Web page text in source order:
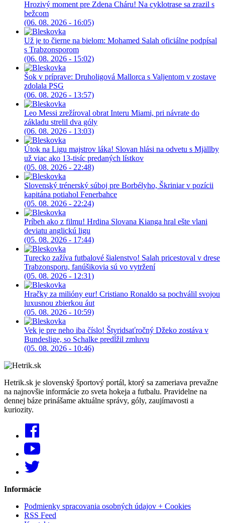
Hrozivý moment pre Zdena Cháru! Na cyklotrase sa zrazil s
bežcom
(06. 08. 2026 - 16:05)
Už je to čierne na bielom: Mohamed Salah oficiálne podpísal
s Trabzonsporom
(06. 08. 2026 - 15:02)
Šok v príprave: Druholigová Mallorca s Valjentom v zostave
zdolala PSG
(06. 08. 2026 - 13:57)
Leo Messi zrežíroval obrat Interu Miami, pri návrate do
základu strelil dva góly
(06. 08. 2026 - 13:03)
Útok na Ligu majstrov láka! Slovan hlási na odvetu s Mjällby
už viac ako 13-tisíc predaných lístkov
(05. 08. 2026 - 22:48)
Slovenský trénerský súboj pre Borbélyho, Škriniar v pozícii
kapitána potiahol Fenerbahce
(05. 08. 2026 - 22:24)
Príbeh ako z filmu! Hrdina Slovana Kianga hral ešte vlani
deviatu anglickú ligu
(05. 08. 2026 - 17:44)
Turecko zažíva futbalové šialenstvo! Salah pricestoval v drese
Trabzonsporu, fanúšikovia sú vo vytržení
(05. 08. 2026 - 12:31)
Hračky za milióny eur! Cristiano Ronaldo sa pochválil svojou
luxusnou zbierkou áut
(05. 08. 2026 - 10:59)
Vek je pre neho iba číslo! Štyridsaťročný Džeko zostáva v
Bundeslige, so Schalke predĺžil zmluvu
(05. 08. 2026 - 10:46)
Hetrik.sk je slovenský športový portál, ktorý sa zameriava prevažne
na najnovšie informácie zo sveta hokeja a futbalu. Pravidelne na
dennej báze prinášame aktuálne správy, góly, zaujímavosti a
kuriozity.
Informácie
Podmienky spracovania osobných údajov + Cookies
RSS Feed